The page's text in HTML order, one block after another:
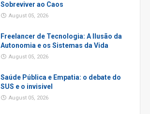
Sobreviver ao Caos
August 05, 2026
Freelancer de Tecnologia: A Ilusão da
Autonomia e os Sistemas da Vida
August 05, 2026
Saúde Pública e Empatia: o debate do
SUS e o invisivel
August 05, 2026